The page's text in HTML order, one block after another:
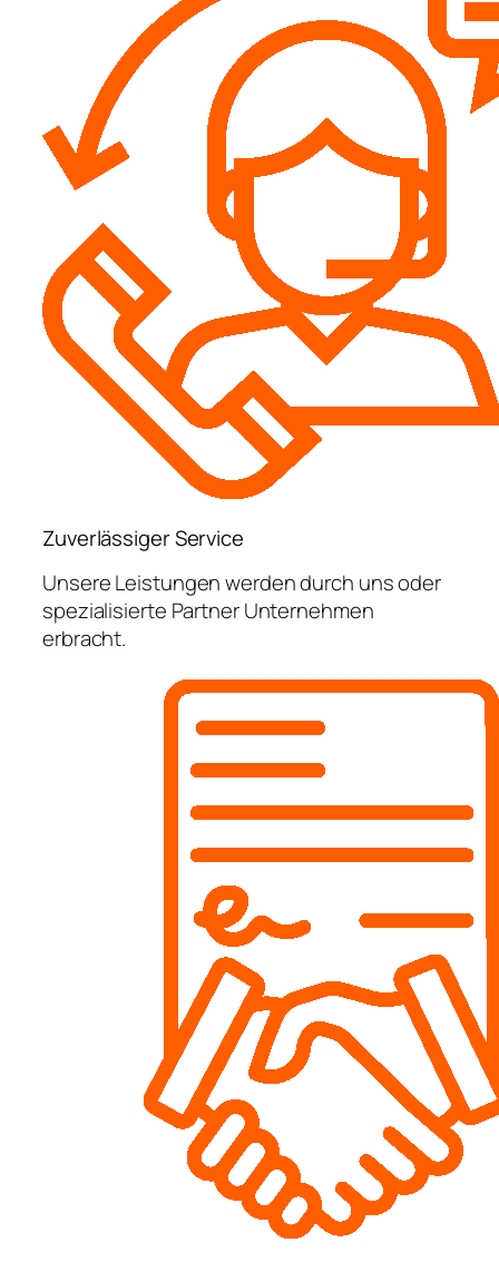
Zuverlässiger Service
Unsere Leistungen werden durch uns oder
spezialisierte Partner Unternehmen
erbracht.